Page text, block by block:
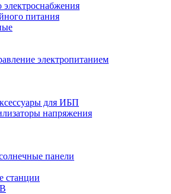
питания
электропитанием
для ИБП
напряжения
панели
станции